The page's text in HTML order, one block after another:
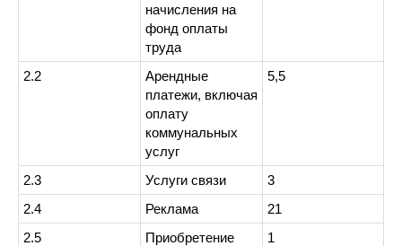
начисления на
фонд оплаты
труда
2.2
Арендные
платежи, включая
оплату
коммунальных
услуг
5,5
2.3 Услуги связи
3
2.4
Реклама
21
2.5
Приобретение
1